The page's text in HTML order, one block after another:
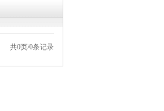
共0页/0条记录